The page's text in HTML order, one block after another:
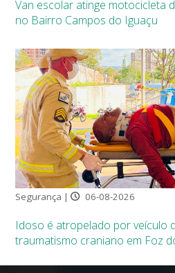
Van escolar atinge motocicleta
no Bairro Campos do Iguaçu
Segurança | 06-08-2026
Idoso é atropelado por veículo
traumatismo craniano em Foz